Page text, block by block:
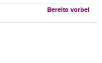
Bereits vorbei